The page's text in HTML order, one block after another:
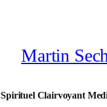
Martin
Spirituel Clairvoyant